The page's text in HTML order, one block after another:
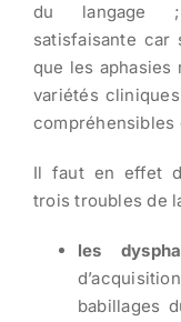
du langage ;
satisfaisante car
que les aphasies
variétés
compréhensibles
Il faut en effet
trois troubles de
les
babillages